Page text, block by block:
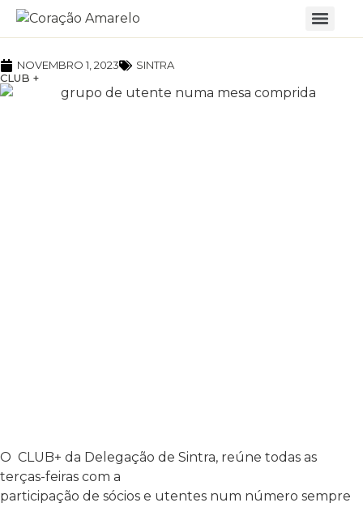
NOVEMBRO 1, 2023
SINTRA
CLUB +
O CLUB+ da Delegação de Sintra, reúne todas as
terças-feiras com a
participação de sócios e utentes num número sempre